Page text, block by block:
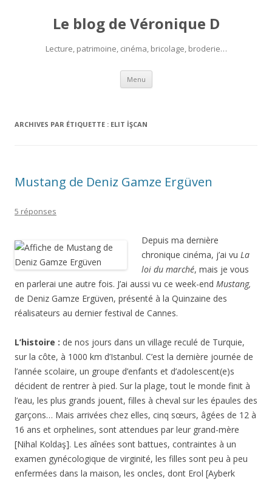
Le blog de Véronique D
Lecture, patrimoine, cinéma, bricolage, broderie…
Menu Aller
contenu
ARCHIVES PAR ÉTIQUETTE : ELIT İŞCAN
Mustang de Deniz Gamze Ergüven
5 réponses
Depuis ma dernière
chronique cinéma, j’ai vu La
loi du marché, mais je vous
en parlerai une autre fois. J’ai aussi vu ce week-end Mustang,
de Deniz Gamze Ergüven, présenté à la Quinzaine des
réalisateurs au dernier festival de Cannes.
L’histoire : de nos jours dans un village reculé de Turquie,
sur la côte, à 1000 km d’Istanbul. C’est la dernière journée de
l’année scolaire, un groupe d’enfants et d’adolescent(e)s
décident de rentrer à pied. Sur la plage, tout le monde finit à
l’eau, les plus grands jouent, filles à cheval sur les épaules des
garçons… Mais arrivées chez elles, cinq sœurs, âgées de 12 à
16 ans et orphelines, sont attendues par leur grand-mère
[Nihal Koldaş]. Les aînées sont battues, contraintes à un
examen gynécologique de virginité, les filles sont peu à peu
enfermées dans la maison, les oncles, dont Erol [Ayberk